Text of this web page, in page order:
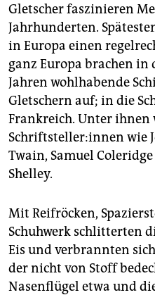
Gletscher faszinieren
Jahrhunderten.
in Europa einen
ganz Europa brachen in
Jahren wohlhabende
Gletschern auf; in die
Frankreich. Unter
Schrift­stel­le­r:in­nen wie
Twain, Samuel
Shelley.
Mit Reifröcken,
Schuhwerk schlitterten
Eis und verbrannten
der nicht von Stoff
Nasenflügel etwa und